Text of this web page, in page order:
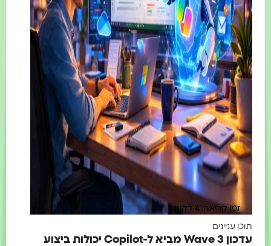
זמן קריאה: 4 דקות
עניינים
עדכון Wave 3 מביא ל-Copilot יכולות ביצוע